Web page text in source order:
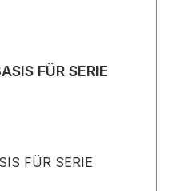
FÜR SERIE
FÜR SERIE